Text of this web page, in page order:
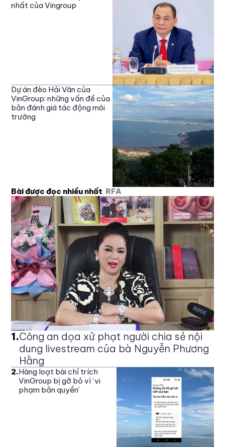
nhất của Vingroup
Dự án đèo Hải Vân của
VinGroup: những vấn đề của
bản đánh giá tác động môi
trường
Bài được đọc nhiều nhất RFA
1.Công an dọa xử phạt người chia sẻ nội
dung livestream của bà Nguyễn Phương
Hằng
2.Hàng loạt bài chỉ trích
VinGroup bị gỡ bỏ vì ‘vi
phạm bản quyền’